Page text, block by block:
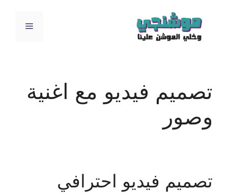
المحتوى
القائمة
تصميم فيديو مع اغنية
وصور
تصميم فيديو احترافي